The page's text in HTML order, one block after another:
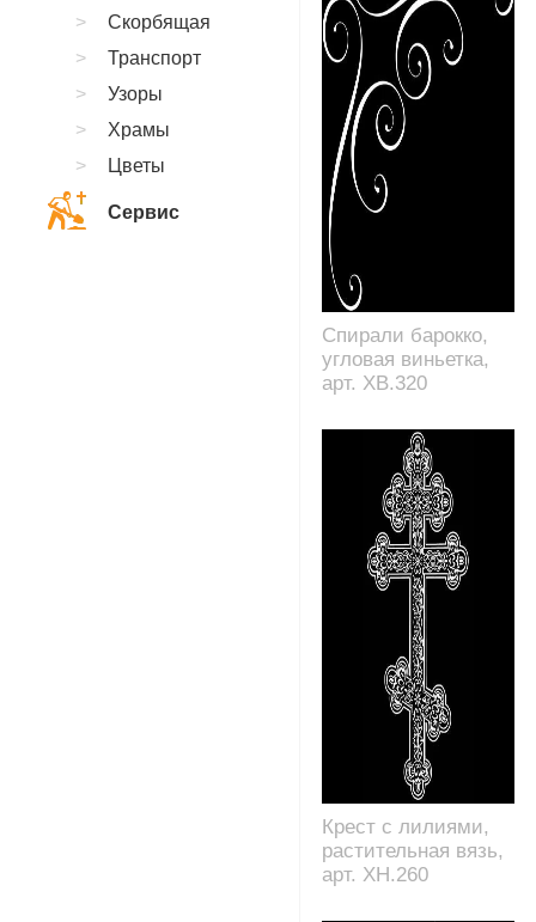
Спирали барокко,
угловая виньетка,
арт. XB.320
Крест с лилиями,
растительная вязь,
арт. XH.260
Скорбящая
Транспорт
Узоры
Храмы
Цветы
Сервис